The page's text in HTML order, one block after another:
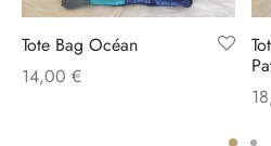
Tote Bag Océan
14,00 €